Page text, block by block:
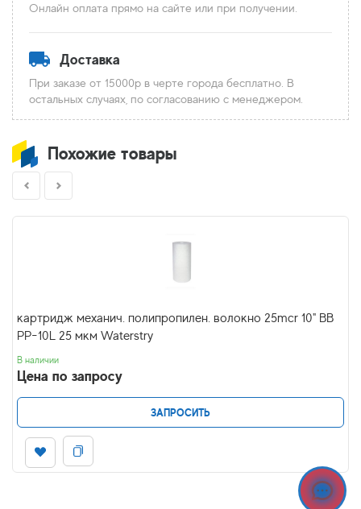
Онлайн оплата прямо на сайте или при получении.
Доставка
При заказе от 15000р в черте города бесплатно. В
остальных случаях, по согласованию с менеджером.
Похожие товары
картридж механич. полипропилен. волокно 25mcr 10" BB
PP-10L 25 мкм Waterstry
В наличии
Цена по запросу
ЗАПРОСИТЬ